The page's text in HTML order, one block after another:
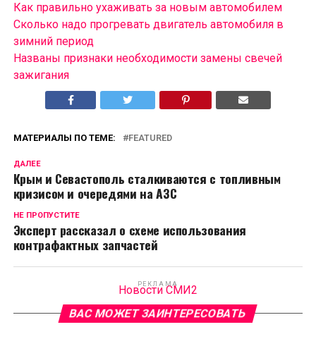
Как правильно ухаживать за новым автомобилем
Сколько надо прогревать двигатель автомобиля в
зимний период
Названы признаки необходимости замены свечей
зажигания
МАТЕРИАЛЫ ПО ТЕМЕ: FEATURED
ДАЛЕЕ
Крым и Севастополь сталкиваются с топливным
кризисом и очередями на АЗС
НЕ ПРОПУСТИТЕ
Эксперт рассказал о схеме использования
контрафактных запчастей
РЕКЛАМА
Новости СМИ2
ВАС МОЖЕТ ЗАИНТЕРЕСОВАТЬ